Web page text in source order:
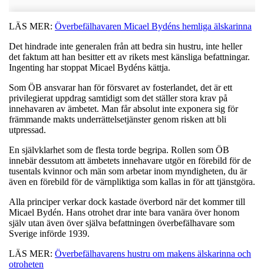
LÄS MER: Överbefälhavaren Micael Bydéns hemliga älskarinna
Det hindrade inte generalen från att bedra sin hustru, inte heller
det faktum att han besitter ett av rikets mest känsliga befattningar.
Ingenting har stoppat Micael Bydéns kättja.
Som ÖB ansvarar han för försvaret av fosterlandet, det är ett
privilegierat uppdrag samtidigt som det ställer stora krav på
innehavaren av ämbetet. Man får absolut inte exponera sig för
främmande makts underrättelsetjänster genom risken att bli
utpressad.
En självklarhet som de flesta torde begripa. Rollen som ÖB
innebär dessutom att ämbetets innehavare utgör en förebild för de
tusentals kvinnor och män som arbetar inom myndigheten, du är
även en förebild för de värnpliktiga som kallas in för att tjänstgöra.
Alla principer verkar dock kastade överbord när det kommer till
Micael Bydén. Hans otrohet drar inte bara vanära över honom
själv utan även över själva befattningen överbefälhavare som
Sverige införde 1939.
LÄS MER: Överbefälhavarens hustru om makens älskarinna och
otroheten